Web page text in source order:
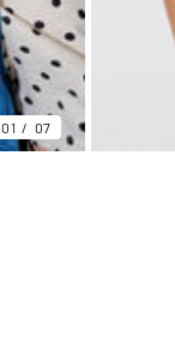
01 07